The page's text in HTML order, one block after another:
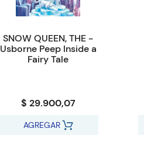
SNOW QUEEN, THE -
Usborne Peep Inside a
Fairy Tale
$ 29.900,07
AGREGAR